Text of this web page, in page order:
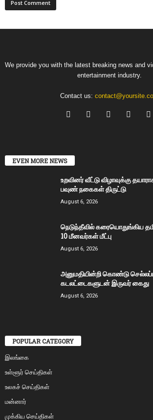
We provide you with the latest breaking news and
entertainment industry.
Contact us:
EVEN MORE NEWS
உறவினர் வீட்டு விழாவுக்கு
பவுண் நகைகள் திருட்டு
August 6, 2026
நெடுந்தீவில் கரையொதுங்கிய
10 மீனவர்கள் மீட்பு
August 6, 2026
அனுமதியின்றி கொண்டு
கடலட்டைகளுடன் இருவர் கைது
August 6, 2026
POPULAR CATEGORY
இலங்கை
உள்ளூர் செய்திகள்
உலகச் செய்திகள்
மன்னார்
முக்கிய செய்திகள்